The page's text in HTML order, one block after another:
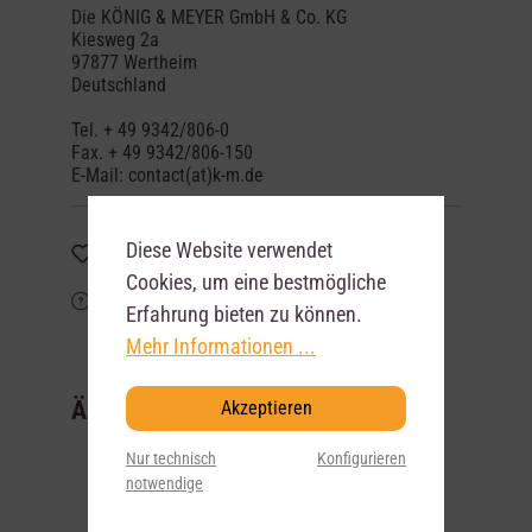
Die KÖNIG & MEYER GmbH & Co. KG
Kiesweg 2a
97877 Wertheim
Deutschland
Tel. + 49 9342/806-0
Fax. + 49 9342/806-150
E-Mail: contact(at)k-m.de
Merken
Frage zum Artikel?
Ähnliche Artikel
Diese Website verwendet
Cookies, um eine bestmögliche
Erfahrung bieten zu können.
Mehr Informationen ...
Akzeptieren
Nur technisch
notwendige
Konfigurieren